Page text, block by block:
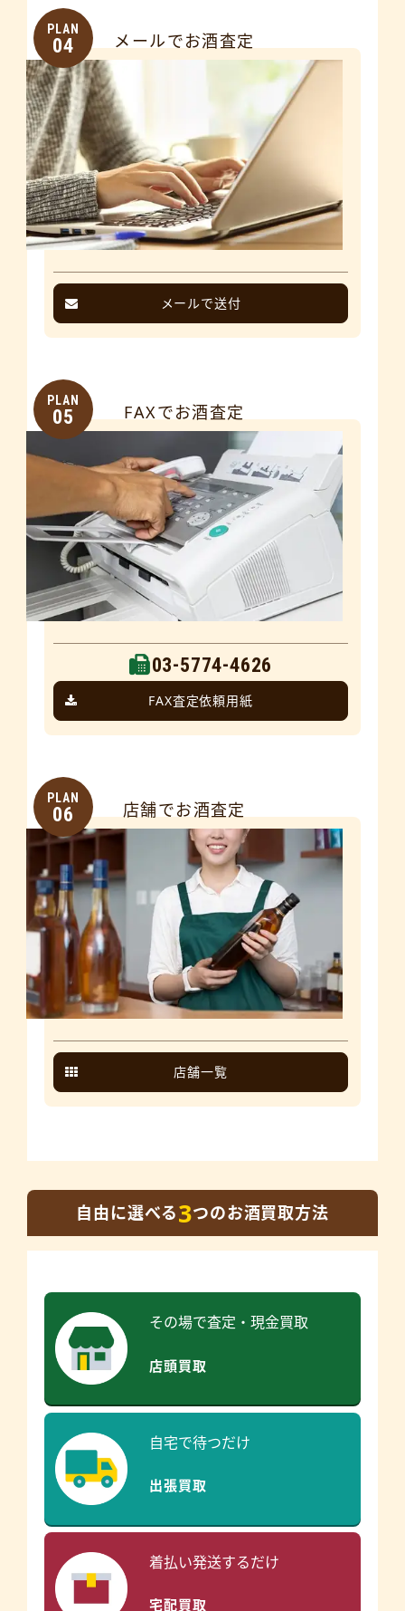
PLAN
04 メールでお酒査定
メールで送付
PLAN
05 FAXでお酒査定
03-5774-4626
FAX査定依頼用紙
PLAN
06 店舗でお酒査定
店舗一覧
自由に選べる3つのお酒買取方法
その場で査定・現金買取
店頭買取
自宅で待つだけ
出張買取
着払い発送するだけ
宅配買取